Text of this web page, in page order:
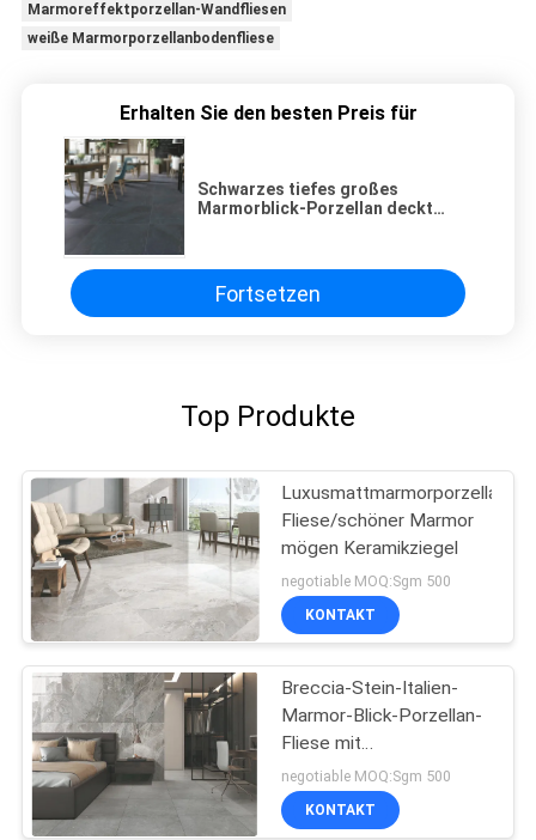
Marmoreffektporzellan-Wandfliesen
weiße Marmorporzellanbodenfliese
Erhalten Sie den besten Preis für
Schwarzes tiefes großes
Marmorblick-Porzellan deckt
Fortsetzen
Top Produkte
Luxusmattmarmorporzellan-
Fliese/schöner Marmor
mögen Keramikziegel
negotiable MOQ:Sgm 500
KONTAKT
Breccia-Stein-Italien-
Marmor-Blick-Porzellan-
Fliese mit
Polier-/Mattoberfläche
negotiable MOQ:Sgm 500
KONTAKT